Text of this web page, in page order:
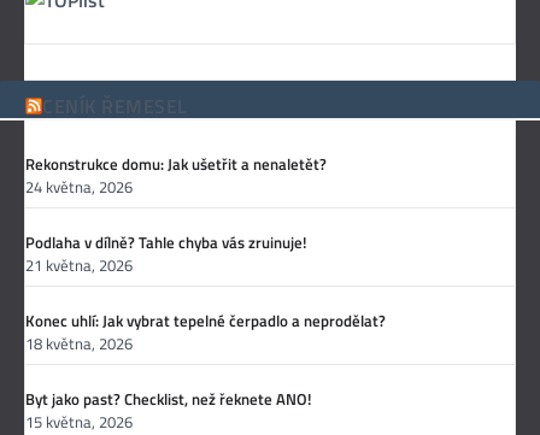
CENÍK ŘEMESEL
Rekonstrukce domu: Jak ušetřit a nenaletět?
24 května, 2026
Podlaha v dílně? Tahle chyba vás zruinuje!
21 května, 2026
Konec uhlí: Jak vybrat tepelné čerpadlo a neprodělat?
18 května, 2026
Byt jako past? Checklist, než řeknete ANO!
15 května, 2026